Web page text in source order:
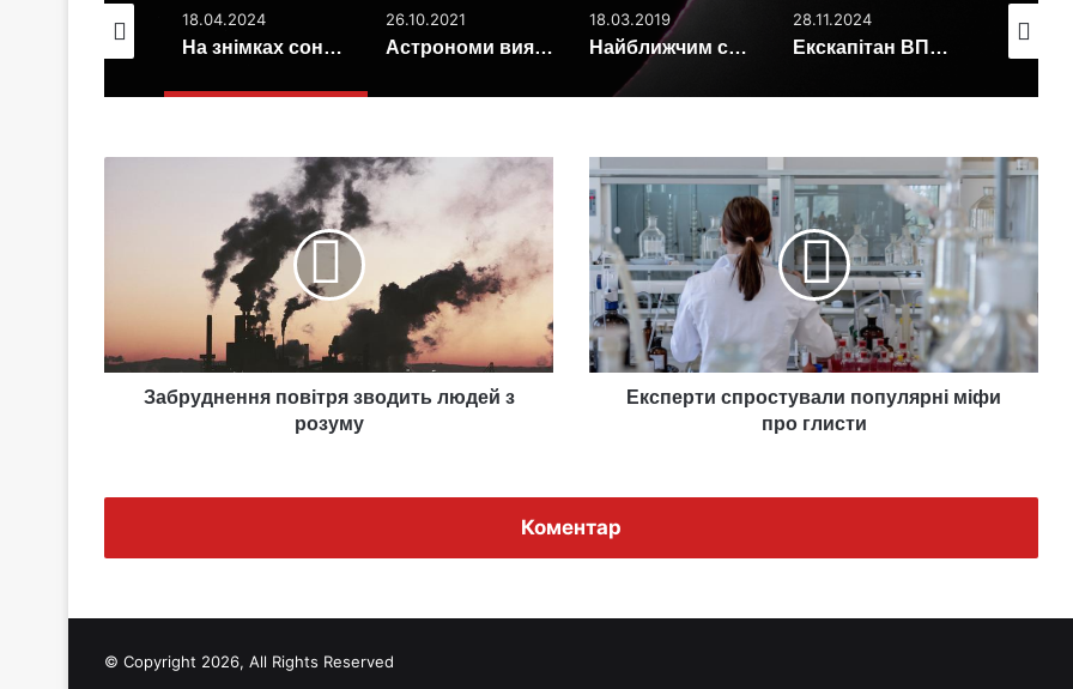
18.04.2024
На знімках сонячного затемнення помітили величезне рожеве полум’я
26.10.2021
Астрономи виявили дуже молоду планету
18.03.2019
Найближчим сусідом Землі виявився Меркурій
28.11.2024
Екскапітан ВПС США: НЛО вимкнули 10 ядерних боєголовок
19.03.2017
Забруднення повітря зводить людей з
розуму
Експерти
спростували
популярні
міфи
про
глисти
Експерти спростували популярні міфи
про глисти
Коментар
© Copyright 2026, All Rights Reserved